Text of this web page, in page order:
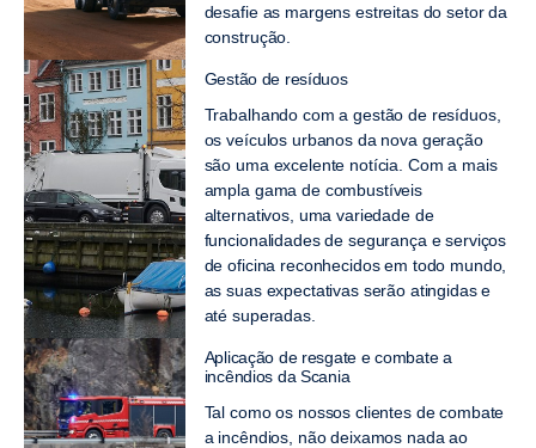
desafie as margens estreitas do setor da
construção.
Gestão de resíduos
Trabalhando com a gestão de resíduos,
os veículos urbanos da nova geração
são uma excelente notícia. Com a mais
ampla gama de combustíveis
alternativos, uma variedade de
funcionalidades de segurança e serviços
de oficina reconhecidos em todo mundo,
as suas expectativas serão atingidas e
até superadas.
Aplicação de resgate e combate a
incêndios da Scania
Tal como os nossos clientes de combate
a incêndios, não deixamos nada ao